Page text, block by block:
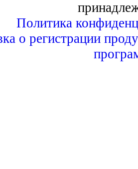
Политика
о регистрации